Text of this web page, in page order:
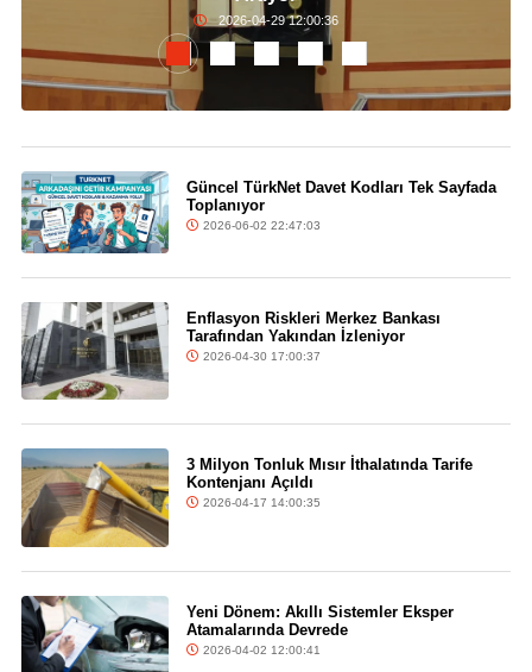
2026-04-29 12:00:36
Güncel TürkNet Davet Kodları Tek Sayfada
Toplanıyor
2026-06-02 22:47:03
Enflasyon Riskleri Merkez Bankası
Tarafından Yakından İzleniyor
2026-04-30 17:00:37
3 Milyon Tonluk Mısır İthalatında Tarife
Kontenjanı Açıldı
2026-04-17 14:00:35
Yeni Dönem: Akıllı Sistemler Eksper
Atamalarında Devrede
2026-04-02 12:00:41